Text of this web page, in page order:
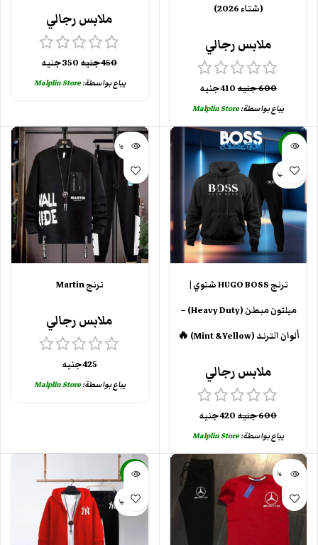
(شتاء 2026)
ملابس رجالي
600جنيه410جنيه
يباع بواسطة:Malplin Store
ملابس رجالي
450جنيه 350جنيه
يباع بواسطة:Malplin Store
-30%
بيعت كلها
ترنج HUGO BOSS شتوي |
ميلتون مبطن (Heavy Duty) –
ألوان الترند (Mint & Yellow) 🔥
ملابس رجالي
600جنيه 420جنيه
يباع بواسطة:Malplin Store
بيعت كلها
ترنج Martin
ملابس رجالي
425جنيه
يباع بواسطة:Malplin Store
بيعت كلها -34%
بيعت كلها